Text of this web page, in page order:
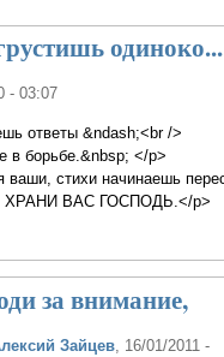
одиноко...
- 03:07
ответы &ndash;<br />
в борьбе.&nbsp; </p>
стихи начинаешь
ХРАНИ ВАС ГОСПОДЬ.</p>
за внимание,
Зайцев , 16/01/2011 -